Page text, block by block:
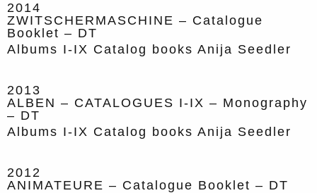
2014
ZWITSCHERMASCHINE – Catalogue
Booklet – DT
Albums I-IX Catalog books Anija Seedler
2013
ALBEN – CATALOGUES I-IX – Monography
– DT
Albums I-IX Catalog books Anija Seedler
2012
ANIMATEURE – Catalogue Booklet – DT